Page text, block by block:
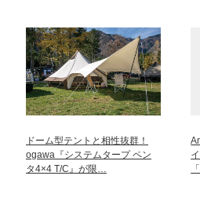
ドーム型テントと相性抜群！
ogawa『システムタープ ペン
タ4×4 T/C』が限…